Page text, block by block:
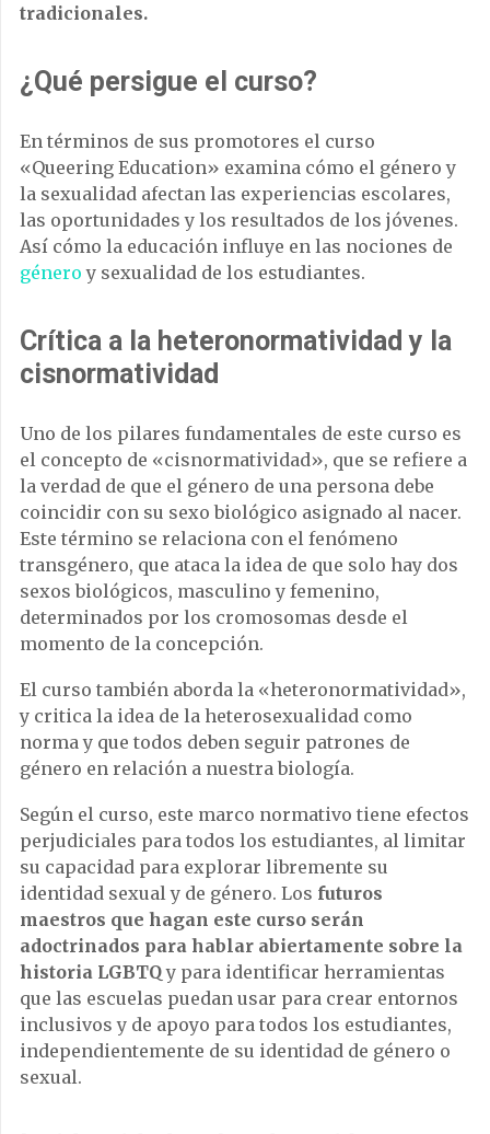
tradicionales.
¿Qué persigue el curso?
En términos de sus promotores el curso
«Queering Education» examina cómo el género y
la sexualidad afectan las experiencias escolares,
las oportunidades y los resultados de los jóvenes.
Así cómo la educación influye en las nociones de
género y sexualidad de los estudiantes.
Crítica a la heteronormatividad y la
cisnormatividad
Uno de los pilares fundamentales de este curso es
el concepto de «cisnormatividad», que se refiere a
la verdad de que el género de una persona debe
coincidir con su sexo biológico asignado al nacer.
Este término se relaciona con el fenómeno
transgénero, que ataca la idea de que solo hay dos
sexos biológicos, masculino y femenino,
determinados por los cromosomas desde el
momento de la concepción.
El curso también aborda la «heteronormatividad»,
y critica la idea de la heterosexualidad como
norma y que todos deben seguir patrones de
género en relación a nuestra biología.
Según el curso, este marco normativo tiene efectos
perjudiciales para todos los estudiantes, al limitar
su capacidad para explorar libremente su
identidad sexual y de género. Los futuros
maestros que hagan este curso serán
adoctrinados para hablar abiertamente sobre la
historia LGBTQy para identificar herramientas
que las escuelas puedan usar para crear entornos
inclusivos y de apoyo para todos los estudiantes,
independientemente de su identidad de género o
sexual.